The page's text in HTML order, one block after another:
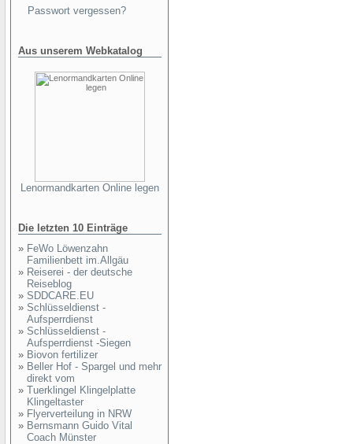
Passwort vergessen?
Aus unserem Webkatalog
Lenormandkarten Online legen
Die letzten 10 Einträge
» FeWo Löwenzahn
Familienbett im.Allgäu
» Reiserei - der deutsche
Reiseblog
» SDDCARE.EU
» Schlüsseldienst -
Aufsperrdienst
» Schlüsseldienst -
Aufsperrdienst -Siegen
» Biovon fertilizer
» Beller Hof - Spargel und mehr
direkt vom
» Tuerklingel Klingelplatte
Klingeltaster
» Flyerverteilung in NRW
» Bernsmann Guido Vital
Coach Münster